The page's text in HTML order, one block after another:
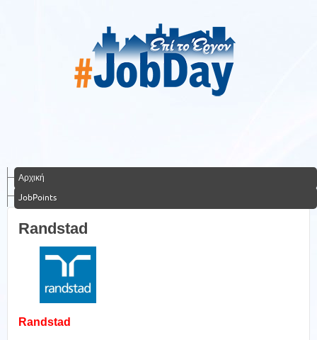
Αρχική
JobPoints
Randstad
Randstad